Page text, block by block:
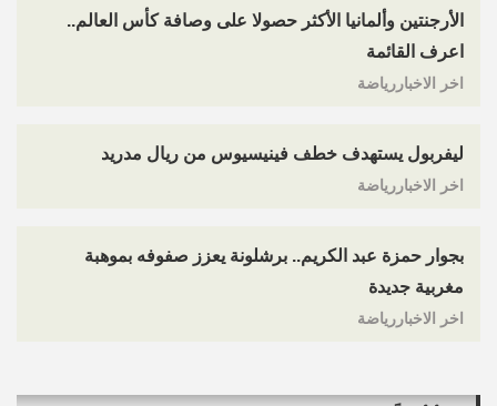
الأرجنتين وألمانيا الأكثر حصولا على وصافة كأس العالم..
اعرف القائمة
اخر الاخباررياضة
ليفربول يستهدف خطف فينيسيوس من ريال مدريد
اخر الاخباررياضة
بجوار حمزة عبد الكريم.. برشلونة يعزز صفوفه بموهبة
مغربية جديدة
اخر الاخباررياضة